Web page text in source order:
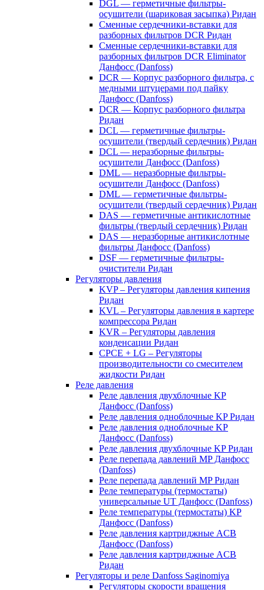
DGL — герметичные фильтры-
осушители (шариковая засыпка) Ридан
Сменные сердечники-вставки для
разборных фильтров DCR Ридан
Сменные сердечники-вставки для
разборных фильтров DCR Eliminator
Данфосс (Danfoss)
DCR — Корпус разборного фильтра, с
медными штуцерами под пайку
Данфосс (Danfoss)
DCR — Корпус разборного фильтра
Ридан
DCL — герметичные фильтры-
осушители (твердый сердечник) Ридан
DCL — неразборные фильтры-
осушители Данфосс (Danfoss)
DML — неразборные фильтры-
осушители Данфосс (Danfoss)
DML — герметичные фильтры-
осушители (твердый сердечник) Ридан
DAS — герметичные антикислотные
фильтры (твердый сердечник) Ридан
DAS — неразборные антикислотные
фильтры Данфосс (Danfoss)
DSF — герметичные фильтры-
очистители Ридан
Регуляторы давления
KVP – Регуляторы давления кипения
Ридан
KVL – Регуляторы давления в картере
компрессора Ридан
KVR – Регуляторы давления
конденсации Ридан
CPCE + LG – Регуляторы
производительности со смесителем
жидкости Ридан
Реле давления
Реле давления двухблочные KP
Данфосс (Danfoss)
Реле давления одноблочные KP Ридан
Реле давления одноблочные KP
Данфосс (Danfoss)
Реле давления двухблочные KP Ридан
Реле перепада давлений MP Данфосс
(Danfoss)
Реле перепада давлений MP Ридан
Реле температуры (термостаты)
универсальные UT Данфосс (Danfoss)
Реле температуры (термостаты) KP
Данфосс (Danfoss)
Реле давления картриджные ACB
Данфосс (Danfoss)
Реле давления картриджные ACB
Ридан
Регуляторы и реле Danfoss Saginomiya
Регуляторы скорости вращения